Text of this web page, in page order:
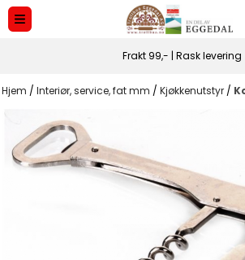
Hopp til innhold
Frakt 99,- | Rask levering
Hjem / Interiør, service, fat mm / Kjøkkenutstyr /